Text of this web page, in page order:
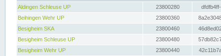
Aldingen Schleuse UP
23800280
Beihingen Wehr UP
23800360
Besigheim SKA
23800460
Besigheim Schleuse UP
23800480
Besigheim Wehr UP
23800440